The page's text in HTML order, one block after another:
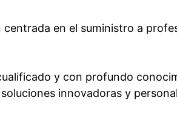
centrada en el suministro a
y con profundo
innovadoras y